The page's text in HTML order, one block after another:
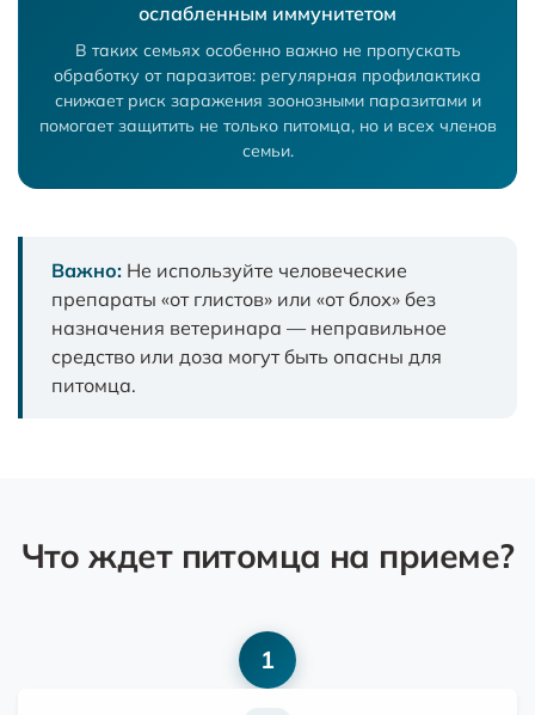
ослабленным иммунитетом
В таких семьях особенно важно не пропускать
обработку от паразитов: регулярная профилактика
снижает риск заражения зоонозными паразитами и
помогает защитить не только питомца, но и всех членов
семьи.
Важно: Не используйте человеческие
препараты «от глистов» или «от блох» без
назначения ветеринара — неправильное
средство или доза могут быть опасны для
питомца.
Что ждет питомца на приеме?
1